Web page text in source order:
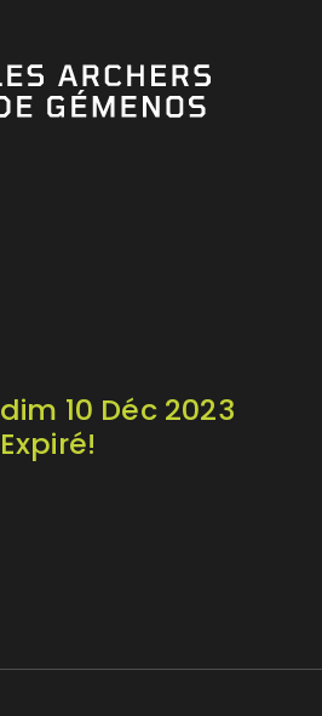
dim 10 Déc 2023
Expiré!